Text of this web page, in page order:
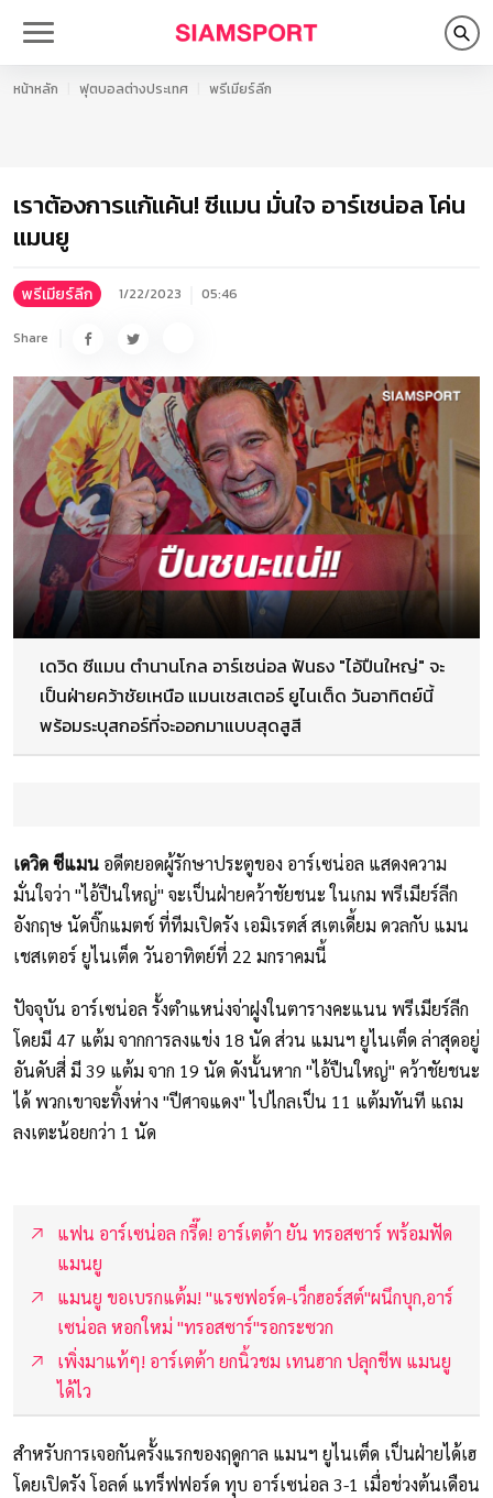
หน้าหลัก ฟุตบอลต่างประเทศ พรีเมียร์ลีก
เราต้องการแก้แค้น! ซีแมน มั่นใจ อาร์เซน่อล โค่น
แมนยู
พรีเมียร์ลีก 1/22/2023 05:46
Share
เดวิด ซีแมน ตำนานโกล อาร์เซน่อล ฟันธง "ไอ้ปืนใหญ่" จะ
เป็นฝ่ายคว้าชัยเหนือ แมนเชสเตอร์ ยูไนเต็ด วันอาทิตย์นี้
พร้อมระบุสกอร์ที่จะออกมาแบบสุดสูสี
เดวิด ซีแมน อดีตยอดผู้รักษาประตูของ อาร์เซน่อล แสดงความ
มั่นใจว่า "ไอ้ปืนใหญ่" จะเป็นฝ่ายคว้าชัยชนะ ในเกม พรีเมียร์ลีก
อังกฤษ นัดบิ๊กแมตช์ ที่ทีมเปิดรัง เอมิเรตส์ สเตเดี้ยม ดวลกับ แมน
เชสเตอร์ ยูไนเต็ด วันอาทิตย์ที่ 22 มกราคมนี้
ปัจจุบัน อาร์เซน่อล รั้งตำแหน่งจ่าฝูงในตารางคะแนน พรีเมียร์ลีก
โดยมี 47 แต้ม จากการลงแข่ง 18 นัด ส่วน แมนฯ ยูไนเต็ด ล่าสุดอยู่
อันดับสี่ มี 39 แต้ม จาก 19 นัด ดังนั้นหาก "ไอ้ปืนใหญ่" คว้าชัยชนะ
ได้ พวกเขาจะทิ้งห่าง "ปีศาจแดง" ไปไกลเป็น 11 แต้มทันที แถม
ลงเตะน้อยกว่า 1 นัด
แฟน อาร์เซน่อล กรี๊ด! อาร์เตต้า ยัน ทรอสซาร์ พร้อมฟัด
แมนยู
แมนยู ขอเบรกแต้ม! "แรซฟอร์ด-เว็กฮอร์สต์"ผนึกบุก,อาร์
เซน่อล หอกใหม่ "ทรอสซาร์"รอกระซวก
เพิ่งมาแท้ๆ! อาร์เตต้า ยกนิ้วชม เทนฮาก ปลุกชีพ แมนยู
ได้ไว
สำหรับการเจอกันครั้งแรกของฤดูกาล แมนฯ ยูไนเต็ด เป็นฝ่ายได้เฮ
โดยเปิดรัง โอลด์ แทร็ฟฟอร์ด ทุบ อาร์เซน่อล 3-1 เมื่อช่วงต้นเดือน